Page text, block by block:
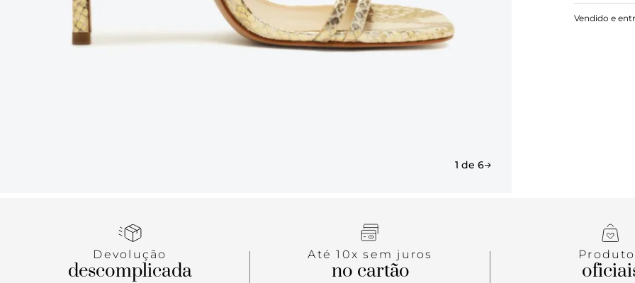
1 de 6
Uma nova
a
Vendido e
Devolução
descomplicada
Até 10x sem juros
no cartão